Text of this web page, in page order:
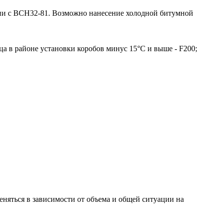
с ВСН32-81. Возможно нанесение холодной битумной
в районе установки коробов минус 15°С и выше - F200;
в зависимости от объема и общей ситуации на